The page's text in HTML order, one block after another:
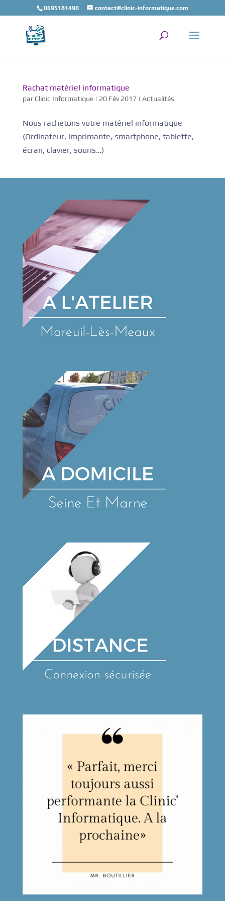
0695181490 contact@clinic-informatique.com
Rachat matériel informatique
par Clinic Informatique| 20 Fév 2017| Actualités
Nous rachetons votre matériel informatique
(Ordinateur, imprimante, smartphone, tablette,
écran, clavier, souris…)